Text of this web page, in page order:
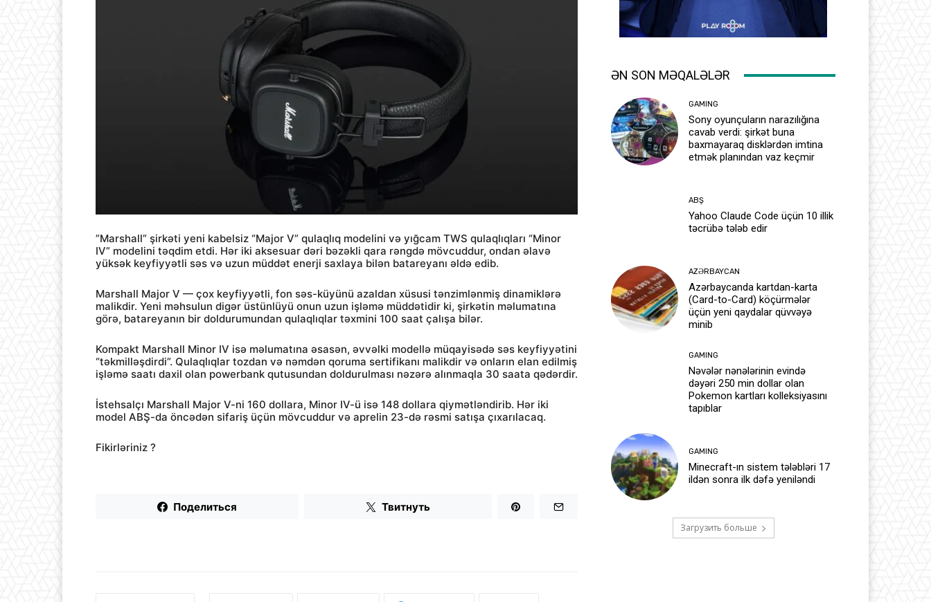
”Marshall” şirkəti yeni kabelsiz “Major V” qulaqlıq modelini və yığcam TWS qulaqlıqları “Minor
IV” modelini təqdim etdi. Hər iki aksesuar dəri bəzəkli qara rəngdə mövcuddur, ondan əlavə
yüksək keyfiyyətli səs və uzun müddət enerji saxlaya bilən batareyanı əldə edib.
Marshall Major V — çox keyfiyyətli, fon səs-küyünü azaldan xüsusi tənzimlənmiş dinamiklərə
malikdir. Yeni məhsulun digər üstünlüyü onun uzun işləmə müddətidir ki, şirkətin məlumatına
görə, batareyanın bir doldurumundan qulaqlıqlar təxmini 100 saat çalışa bilər.
Kompakt Marshall Minor IV isə məlumatına əsasən, əvvəlki modellə müqayisədə səs keyfiyyətini
“təkmilləşdirdi”. Qulaqlıqlar tozdan və nəmdən qoruma sertifikanı malikdir və onların elan edilmiş
işləmə saatı daxil olan powerbank qutusundan doldurulması nəzərə alınmaqla 30 saata qədərdir.
İstehsalçı Marshall Major V-ni 160 dollara, Minor IV-ü isə 148 dollara qiymətləndirib. Hər iki
model ABŞ-da öncədən sifariş üçün mövcuddur və aprelin 23-də rəsmi satışa çıxarılacaq.
Fikirləriniz ?
Поделиться Твитнуть
ƏN SON MƏQALƏLƏR
GAMING
Sony oyunçuların narazılığına
cavab verdi: şirkət buna
baxmayaraq disklərdən imtina
etmək planından vaz keçmir
ABŞ
Yahoo Claude Code üçün 10 illik
təcrübə tələb edir
AZƏRBAYCAN
Azərbaycanda kartdan-karta
(Card-to-Card) köçürmələr
üçün yeni qaydalar qüvvəyə
minib
GAMING
Nəvələr nənələrinin evində
dəyəri 250 min dollar olan
Pokemon kartları kolleksiyasını
tapıblar
GAMING
Minecraft-ın sistem tələbləri 17
ildən sonra ilk dəfə yeniləndi
Загрузить больше